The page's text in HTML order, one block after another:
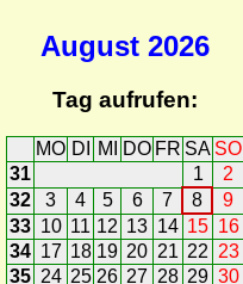
August 2026
Tag aufrufen:
MO DI MI DO FR SA SO
31
1
2
32
3 4 5 6 7 8
9
33 10 11 12 13 14 15 16
34 17 18 19 20 21 22 23
35 24 25 26 27 28 29 30